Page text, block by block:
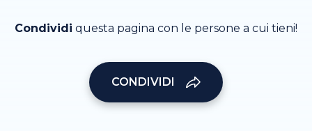
Condividi questa pagina con le persone a cui tieni!
CONDIVIDI